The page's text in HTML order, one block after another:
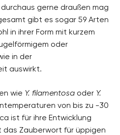
gerne draußen mag
gibt es sogar 59 Arten
in ihrer Form mit kurzem
oder
in der
auswirkt.
wie Y. filamentosa oder Y.
von bis zu -30
ist für ihre Entwicklung
das Zauberwort für üppigen